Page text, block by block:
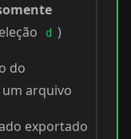
d )
do
arquivo
exportado